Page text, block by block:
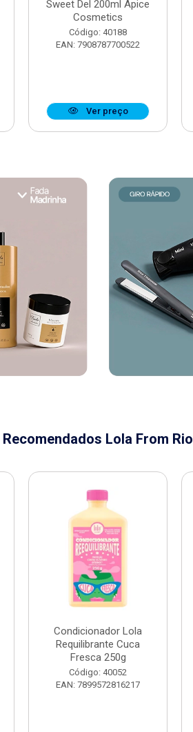
Sweet Del 200ml Apice
Cosmetics
Código: 40188
EAN: 7908787700522
Ver preço
Recomendados Lola From Rio
Condicionador Lola
Requilibrante Cuca
Fresca 250g
Código: 40052
EAN: 7899572816217